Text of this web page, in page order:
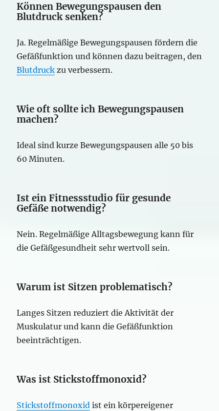
Können Bewegungspausen den
Blutdruck senken?
Ja. Regelmäßige Bewegungspausen fördern die
Gefäßfunktion und können dazu beitragen, den
Blutdruck zu verbessern.
Wie oft sollte ich Bewegungspausen
machen?
Ideal sind kurze Bewegungspausen alle 50 bis
60 Minuten.
Ist ein Fitnessstudio für gesunde
Gefäße notwendig?
Nein. Regelmäßige Alltagsbewegung kann für
die Gefäßgesundheit sehr wertvoll sein.
Warum ist Sitzen problematisch?
Langes Sitzen reduziert die Aktivität der
Muskulatur und kann die Gefäßfunktion
beeinträchtigen.
Was ist Stickstoffmonoxid?
Stickstoffmonoxid ist ein körpereigener